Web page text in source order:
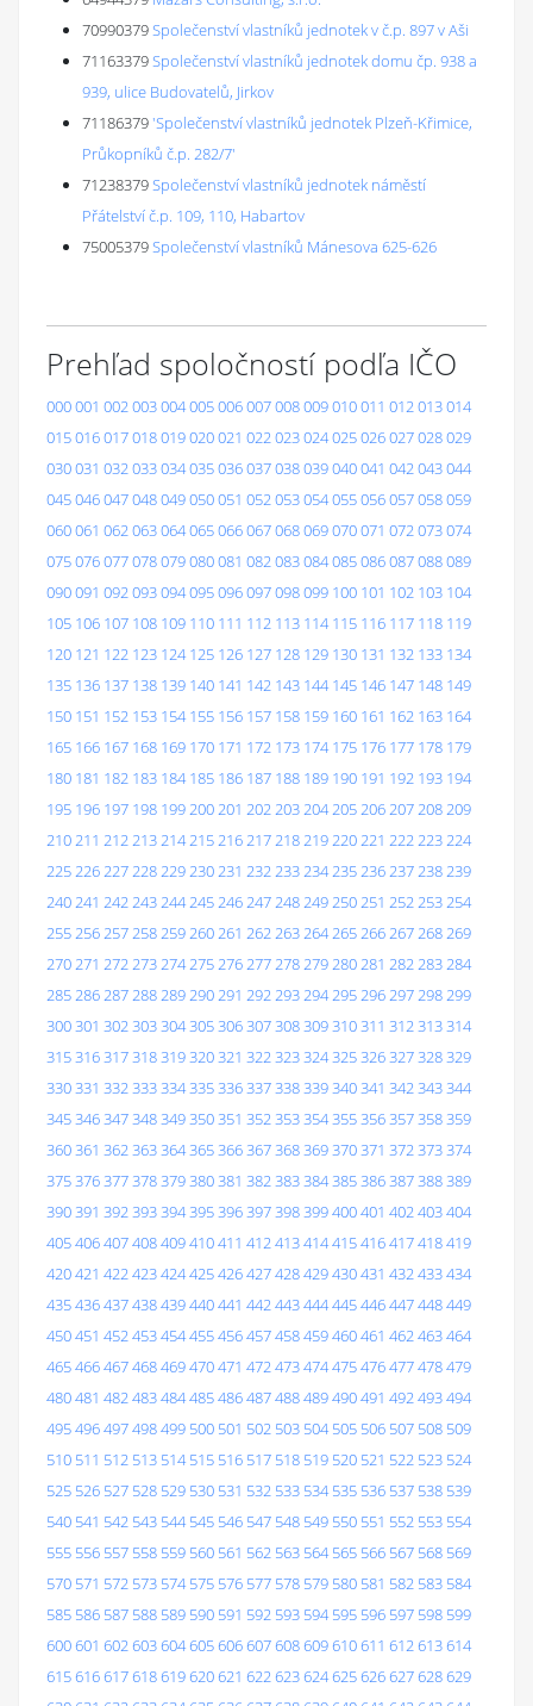
70990379Společenství vlastníků jednotek v č.p. 897 v Aši
71163379Společenství vlastníků jednotek domu čp. 938 a
939, ulice Budovatelů, Jirkov
71186379'Společenství vlastníků jednotek Plzeň-Křimice,
Průkopníků č.p. 282/7'
71238379Společenství vlastníků jednotek náměstí
Přátelství č.p. 109, 110, Habartov
75005379Společenství vlastníků Mánesova 625-626
Prehľad spoločností podľa IČO
000001 002003004005006007008009010011 012013014
015016017018019020021 022023024025026027028029
030031 032033034035036037038039040041 042043044
045046047048049050051 052053054055056057058059
060061 062063064065066067068069070071 072073074
075076077078079080081 082083084085086087088089
090091 092093094095096097098099 100 101 102 103 104
105 106 107 108 109 110 111 112 113 114 115 116 117 118 119
120 121 122 123 124 125 126 127 128 129 130 131 132 133 134
135 136 137 138 139 140 141 142 143 144 145 146 147 148 149
150 151 152 153 154 155 156 157 158 159 160 161 162 163 164
165 166 167 168 169 170 171 172 173 174 175 176 177 178 179
180 181 182 183 184 185 186 187 188 189 190 191 192 193 194
195 196 197 198 199200201 202203204205206207208209
210211 212213214215216217218219220221 222223224
225226227228229230231 232233234235236237238239
240241 242243244245246247248249250251 252253254
255256257258259260261 262263264265266267268269
270271 272273274275276277278279280281 282283284
285286287288289290291 292293294295296297298299
300301 302303304305306307308309310311 312313314
315316317318319320321 322323324325326327328329
330331 332333334335336337338339340341 342343344
345346347348349350351 352353354355356357358359
360361 362363364365366367368369370371 372373374
375376377378379380381 382383384385386387388389
390391 392393394395396397398399400401 402403404
405406407408409410411 412413414415416417418419
420421 422423424425426427428429430431 432433434
435436437438439440441 442443444445446447448449
450451 452453454455456457458459460461 462463464
465466467468469470471 472473474475476477478479
480481 482483484485486487488489490491 492493494
495496497498499 500 501 502 503 504 505 506 507 508 509
510 511 512 513 514 515 516 517 518 519 520 521 522 523 524
525 526 527 528 529 530 531 532 533 534 535 536 537 538 539
540 541 542 543 544 545 546 547 548 549 550 551 552 553 554
555 556 557 558 559 560 561 562 563 564 565 566 567 568 569
570 571 572 573 574 575 576 577 578 579 580 581 582 583 584
585 586 587 588 589 590 591 592 593 594 595 596 597 598 599
600601 602603604605606607608609610611 612613614
615616617618619620621 622623624625626627628629